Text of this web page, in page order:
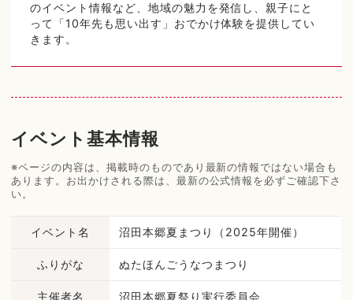
のイベント情報など、地域の魅力を発信し、親子にと
って「10年先も思い出す」おでかけ体験を提供してい
きます。
イベント基本情報
※ページの内容は、掲載時のものであり最新の情報ではない場合も
あります。お出かけされる際は、最新の公式情報を必ずご確認下さ
い。
イベント名 沼田本郷夏まつり（2025年開催）
ふりがな ぬたほんごうなつまつり
主催者名 沼田本郷夏祭り実行委員会